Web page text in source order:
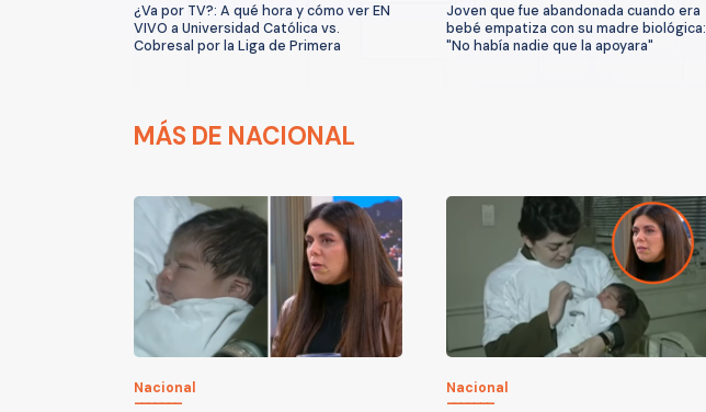
¿Va por TV?: A qué hora y cómo ver EN
VIVO a Universidad Católica vs.
Cobresal por la Liga de Primera
Joven que fue abandonada cuando era
bebé empatiza con su madre biológica:
"No había nadie que la apoyara"
MÁS DE NACIONAL
Nacional Nacional